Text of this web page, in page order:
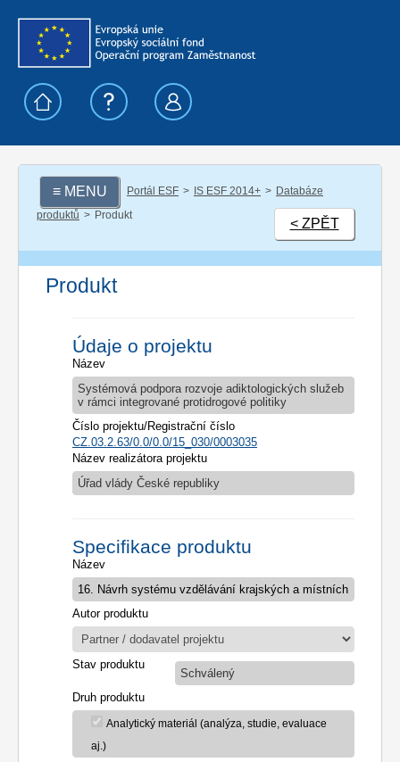
≡ MENU Portál ESF IS ESF 2014+
Databáze
produktů
Produkt
< ZPĚT
Produkt
Údaje o projektu
Název
Systémová podpora rozvoje adiktologických služeb
v rámci integrované protidrogové politiky
Číslo projektu/Registrační číslo
CZ.03.2.63/0.0/0.0/15_030/0003035
Název realizátora projektu
Úřad vlády České republiky
Specifikace produktu
Název
Autor produktu
Stav produktu
Schválený
Druh produktu
Analytický materiál (analýza, studie, evaluace
aj.)